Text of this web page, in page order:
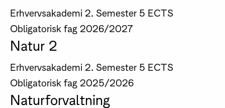
Erhvervsakademi 2. Semester 5 ECTS
Obligatorisk fag 2026/2027
Natur 2
Erhvervsakademi 2. Semester 5 ECTS
Obligatorisk fag 2025/2026
Naturforvaltning